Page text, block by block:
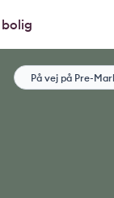
På vej på Pre-